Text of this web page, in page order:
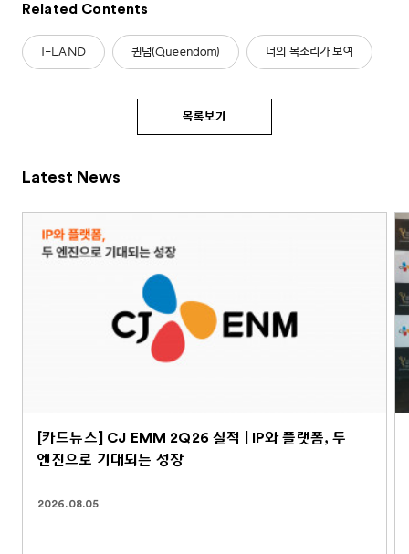
Related Contents
I-LAND 퀸덤(Queendom) 너의 목소리가 보여
목록보기
Latest News
[카드뉴스] CJ EMM 2Q26 실적 | IP와 플랫폼, 두
엔진으로 기대되는 성장
2026.08.05